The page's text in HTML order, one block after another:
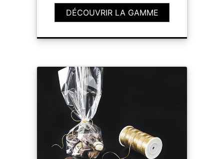
DÉCOUVRIR LA GAMME